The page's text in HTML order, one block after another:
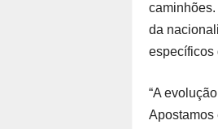
da
específicos
“A
Apostamos